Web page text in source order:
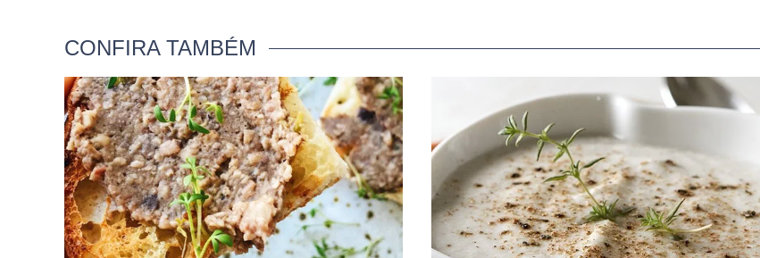
CONFIRA TAMBÉM